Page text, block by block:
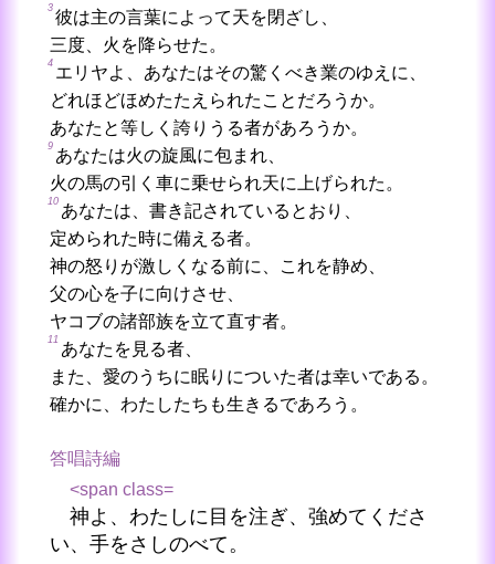
3
彼は主の言葉によって天を閉ざし、
三度、火を降らせた。
4
エリヤよ、あなたはその驚くべき業のゆえに、
どれほどほめたたえられたことだろうか。
あなたと等しく誇りうる者があろうか。
9
あなたは火の旋風に包まれ、
火の馬の引く車に乗せられ天に上げられた。
10
あなたは、書き記されているとおり、
定められた時に備える者。
神の怒りが激しくなる前に、これを静め、
父の心を子に向けさせ、
ヤコブの諸部族を立て直す者。
11
あなたを見る者、
また、愛のうちに眠りについた者は幸いである。
確かに、わたしたちも生きるであろう。
答唱詩編
<span class=
神よ、わたしに目を注ぎ、強めてくださ
い、手をさしのべて。